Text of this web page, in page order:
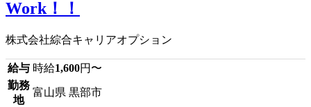
Work！！
株式会社綜合キャリアオプション
給与 時給1,600円〜
勤務
地
富山県 黒部市